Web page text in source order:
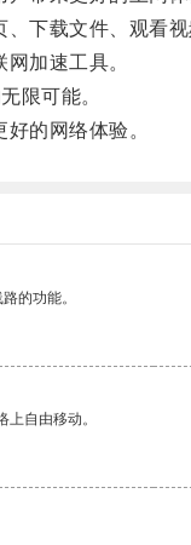
载文件、观看视
加速工具。
限可能。
的网络体验。
的功能。
自由移动。